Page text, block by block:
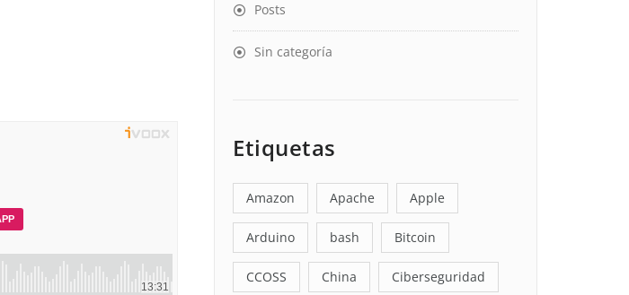
Posts
Sin categoría
Etiquetas
Amazon Apache Apple
Arduino bash Bitcoin
CCOSS China Ciberseguridad